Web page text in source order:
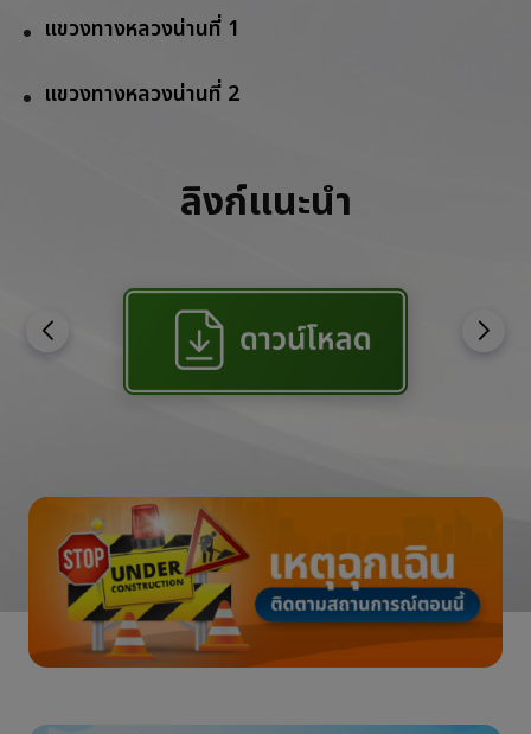
แขวงทางหลวงน่านที่ 1
แขวงทางหลวงน่านที่ 2
ลิงก์แนะนำ